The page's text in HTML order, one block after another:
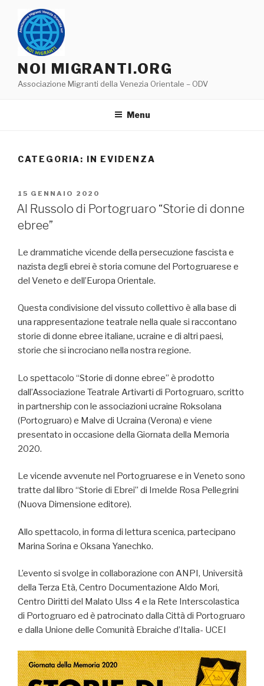
contenuto
NOI MIGRANTI.ORG
Associazione Migranti della Venezia Orientale – ODV
Menu
CATEGORIA: IN EVIDENZA
PUBBLICATO
IL
15 GENNAIO 2020
Al Russolo di Portogruaro “Storie di donne
ebree”
Le drammatiche vicende della persecuzione fascista e
nazista degli ebrei è storia comune del Portogruarese e
del Veneto e dell’Europa Orientale.
Questa condivisione del vissuto collettivo è alla base di
una rappresentazione teatrale nella quale si raccontano
storie di donne ebree italiane, ucraine e di altri paesi,
storie che si incrociano nella nostra regione.
Lo spettacolo “Storie di donne ebree” è prodotto
dall’Associazione Teatrale Artivarti di Portogruaro, scritto
in partnership con le associazioni ucraine Roksolana
(Portogruaro) e Malve di Ucraina (Verona) e viene
presentato in occasione della Giornata della Memoria
2020.
Le vicende avvenute nel Portogruarese e in Veneto sono
tratte dal libro “Storie di Ebrei” di Imelde Rosa Pellegrini
(Nuova Dimensione editore).
Allo spettacolo, in forma di lettura scenica, partecipano
Marina Sorina e Oksana Yanechko.
L’evento si svolge in collaborazione con ANPI, Università
della Terza Età, Centro Documentazione Aldo Mori,
Centro Diritti del Malato Ulss 4 e la Rete Interscolastica
di Portogruaro ed è patrocinato dalla Città di Portogruaro
e dalla Unione delle Comunità Ebraiche d’Italia- UCEI